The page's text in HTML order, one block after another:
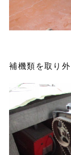
補機類を取り